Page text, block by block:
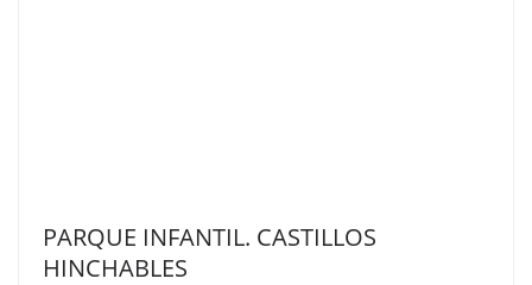
PARQUE INFANTIL. CASTILLOS
HINCHABLES